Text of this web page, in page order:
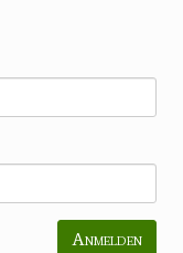
Anmelden